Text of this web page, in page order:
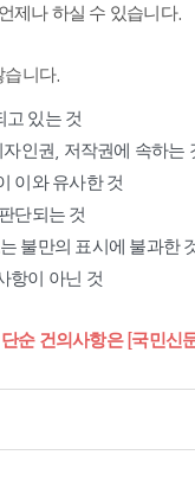
제나 하실 수 있습니다.
니다.
고 있는 것
인권, 저작권에 속하
이와 유사한 것
단되는 것
불만의 표시에 불과한
항이 아닌 것
순 건의사항은 [국민신